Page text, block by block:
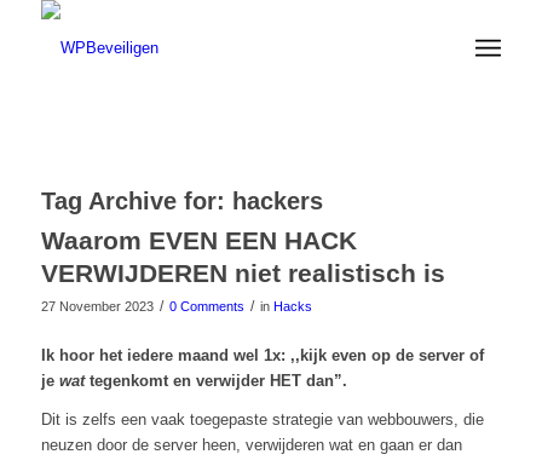
Tag Archive for: hackers
Waarom EVEN EEN HACK
VERWIJDEREN niet realistisch is
27 November 2023 / 0 Comments / in Hacks
Ik hoor het iedere maand wel 1x: ,,kijk even op de server of
je wattegenkomt en verwijder HET dan”.
Dit is zelfs een vaak toegepaste strategie van webbouwers, die
neuzen door de server heen, verwijderen wat en gaan er dan